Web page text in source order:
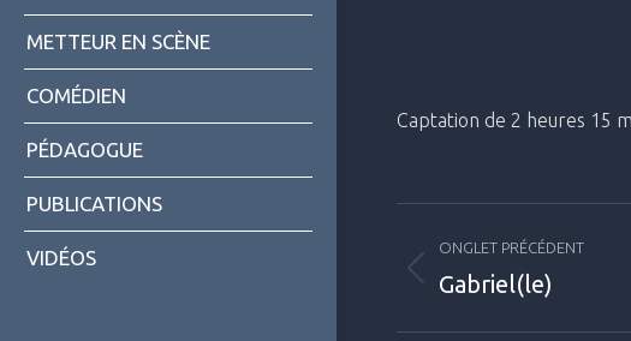
METTEUR EN SCÈNE
COMÉDIEN
PÉDAGOGUE
PUBLICATIONS
VIDÉOS
Captation de 2 heures 15
Navigation
de
ONGLET PRÉCÉDENT
Onglet
Gabriel(le)